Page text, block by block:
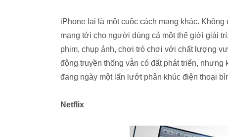
iPhone lại là một cuộc cách mạng khác.
mang tới cho người dùng cả một thế giới giải
phim, chụp ảnh, chơi trò chơi với chất lượng
động truyền thống vẫn có đất phát triển,
đang ngày một lấn lướt phân khúc điện thoại
Netflix